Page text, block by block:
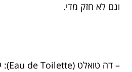
וגם לא חזק מדי.